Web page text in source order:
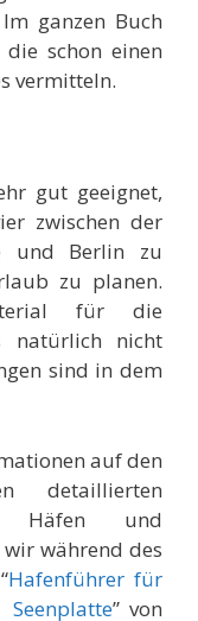
ganzen Buch
schon einen
vermitteln.
gut geeignet,
zwischen der
und Berlin zu
zu planen.
für die
natürlich nicht
sind in dem
auf den
detaillierten
Häfen und
während des
Hafenführer für
” von